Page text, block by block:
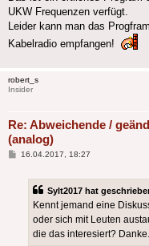
UKW Frequenzen verfügt.
Leider kann man das
Kabelradio empfangen!
robert_s
Insider
Re: Abweichende /
(analog)
Beitrag
16.04.2017, 18:27
Sylt2017 hat
Kennt jemand eine
oder sich mit Leuten
die das interesiert? Danke.